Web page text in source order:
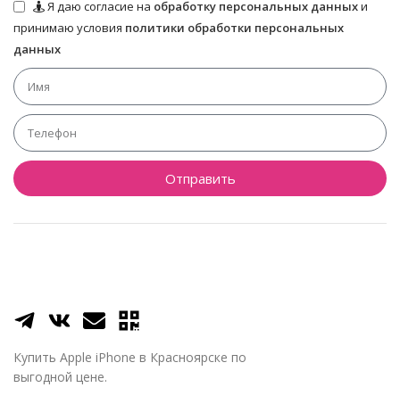
Я даю согласие на обработку персональных данныхи
принимаю условия политики обработки персональных
данных
Отправить
Купить Apple iPhone в Красноярске по
выгодной цене.